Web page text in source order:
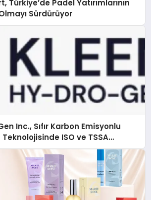
Türkiye’de Padel Yatırımlarının
Sürdürüyor
Inc., Sıfır Karbon Emisyonlu
ISO ve TSSA
Aldı